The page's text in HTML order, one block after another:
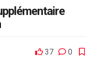
37 0